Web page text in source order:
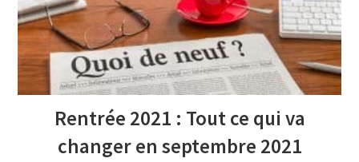
Rentrée 2021 : Tout ce qui va
changer en septembre 2021